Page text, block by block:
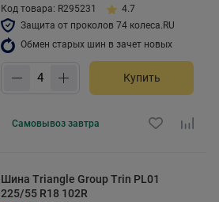
Код товара: R295231
4.7
Защита от проколов 74 колеса.RU
Обмен старых шин в зачет новых
Купить
Самовывоз завтра
Шина Triangle Group Trin PL01
225/55 R18 102R